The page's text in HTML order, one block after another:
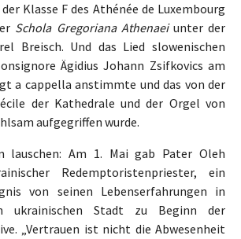
Klasse F des Athénée de Luxembourg
Schola Gregoriana Athenaeiunter der
Breisch. Und das Lied slowenischen
Ägidius Johann Zsifkovics am
a cappella anstimmte und das von der
der Kathedrale und der Orgel von
aufgegriffen wurde.
lauschen: Am 1. Mai gab Pater Oleh
Redemptoristenpriester, ein
von seinen Lebenserfahrungen in
ukrainischen Stadt zu Beginn der
„Vertrauen ist nicht die Abwesenheit